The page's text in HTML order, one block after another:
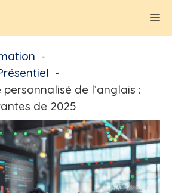
personnalisé de l’anglais :
de 2025